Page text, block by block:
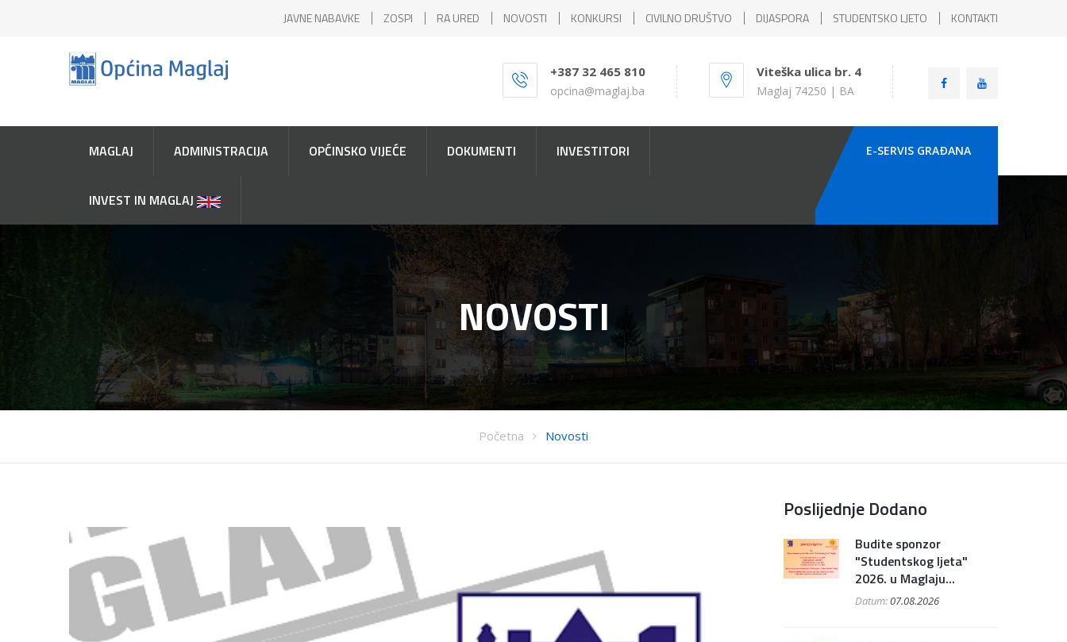
JAVNE NABAVKE ZOSPI RA URED NOVOSTI KONKURSI CIVILNO DRUŠTVO DIJASPORA STUDENTSKO LJETO KONTAKTI
+387 32 465 810
opcina@maglaj.ba
Viteška ulica br. 4
Maglaj 74250 | BA
MAGLAJ ADMINISTRACIJA OPĆINSKO VIJEĆE DOKUMENTI INVESTITORI
INVEST IN MAGLAJ
E-SERVIS GRAÐANA
NOVOSTI
Početna Novosti
Poslijednje Dodano
Budite sponzor
"Studentskog ljeta"
2026. u Maglaju...
Datum:07.08.2026